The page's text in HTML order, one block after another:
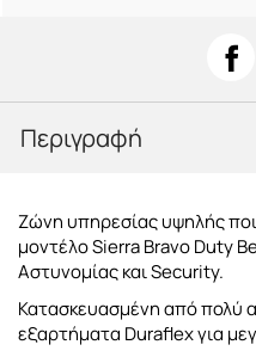
Περιγραφή
Ζώνη υπηρεσίας υψηλής
μοντέλο Sierra Bravo Duty
Αστυνομίας και Security.
Κατασκευασμένη από πολύ
εξαρτήματα Duraflex για